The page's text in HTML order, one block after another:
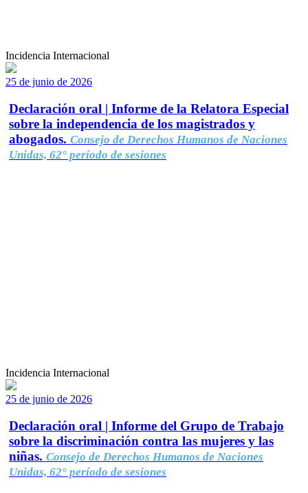
Incidencia Internacional
25 de junio de 2026
Declaración oral | Informe de la Relatora Especial
sobre la independencia de los magistrados y
abogados. Consejo de Derechos Humanos de Naciones
Unidas, 62° período de sesiones
Incidencia Internacional
25 de junio de 2026
Declaración oral | Informe del Grupo de Trabajo
sobre la discriminación contra las mujeres y las
niñas. Consejo de Derechos Humanos de Naciones
Unidas, 62° período de sesiones